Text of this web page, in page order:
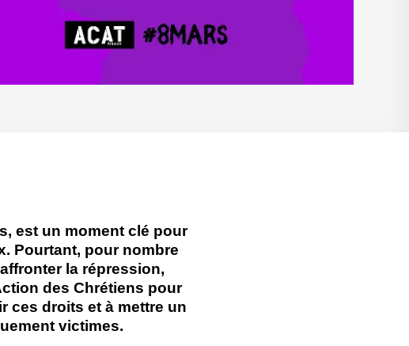
est un moment clé pour
Pourtant, pour nombre
la répression,
des Chrétiens pour
ces droits et à mettre un
victimes.